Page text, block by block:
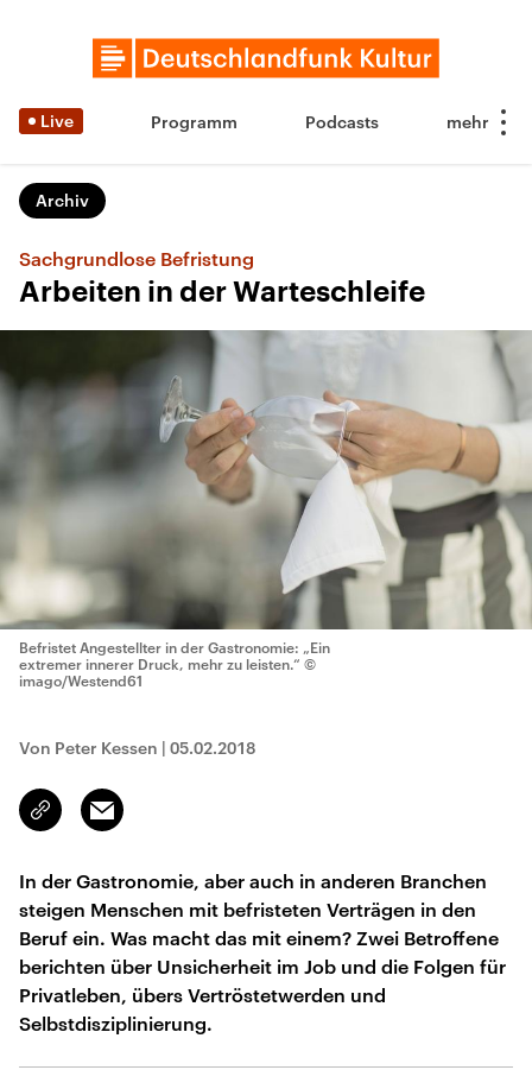
Live Programm Podcasts
Archiv
Sachgrundlose Befristung
Arbeiten in der Warteschleife
Befristet Angestellter in der Gastronomie: „Ein
extremer innerer Druck, mehr zu leisten.“ ©
imago/Westend61
Von Peter Kessen | 05.02.2018
Link
kopieren/teilen
Email
In der Gastronomie, aber auch in anderen Branchen
steigen Menschen mit befristeten Verträgen in den
Beruf ein. Was macht das mit einem? Zwei Betroffene
berichten über Unsicherheit im Job und die Folgen für
Privatleben, übers Vertröstetwerden und
Selbstdisziplinierung.